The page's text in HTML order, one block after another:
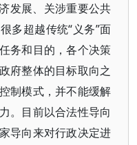
发展、关涉重要公共
多超越传统“义务”面
务和目的，各个决策
府整体的目标取向之
制模式，并不能缓解
。目前以合法性导向
导向来对行政决定进